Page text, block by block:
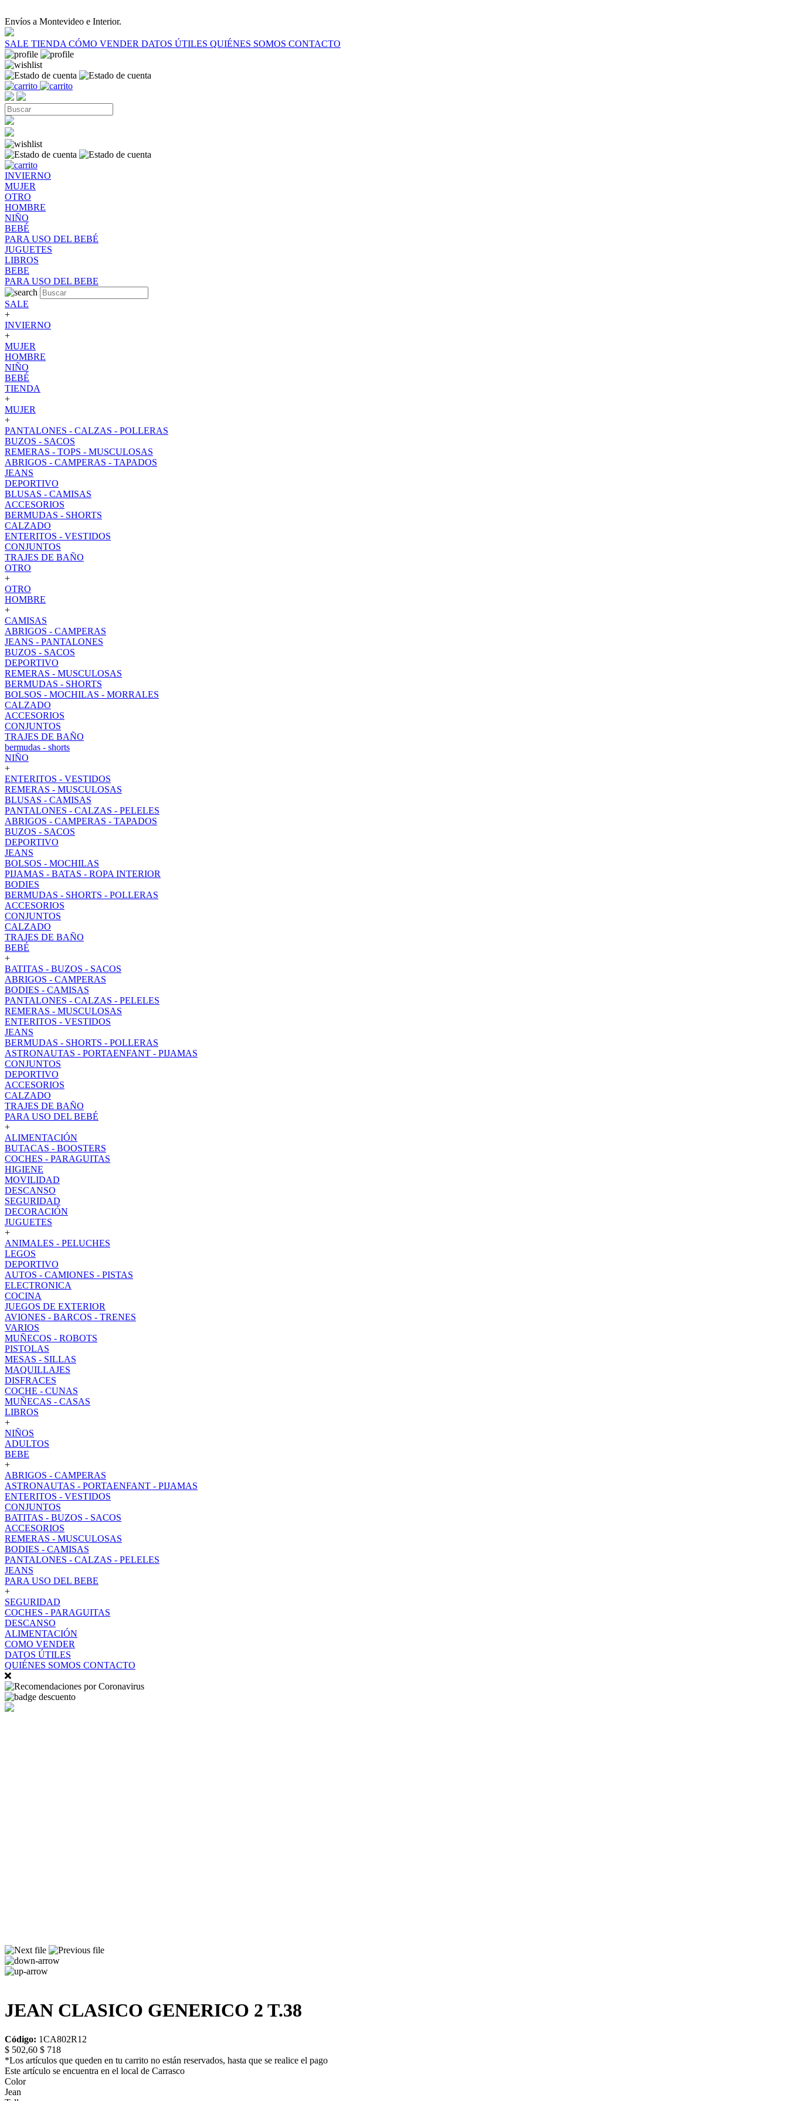
Envíos a Montevideo e Interior.
SALE TIENDA CÓMO VENDER DATOS ÚTILES QUIÉNES SOMOS CONTACTO
INVIERNO
MUJER
OTRO
HOMBRE
NIÑO
BEBÉ
PARA USO DEL BEBÉ
JUGUETES
LIBROS
BEBE
PARA USO DEL BEBE
SALE
+
INVIERNO
+
MUJER
HOMBRE
NIÑO
BEBÉ
TIENDA
+
MUJER
+
PANTALONES - CALZAS - POLLERAS
BUZOS - SACOS
REMERAS - TOPS - MUSCULOSAS
ABRIGOS - CAMPERAS - TAPADOS
JEANS
DEPORTIVO
BLUSAS - CAMISAS
ACCESORIOS
BERMUDAS - SHORTS
CALZADO
ENTERITOS - VESTIDOS
CONJUNTOS
TRAJES DE BAÑO
OTRO
+
OTRO
HOMBRE
+
CAMISAS
ABRIGOS - CAMPERAS
JEANS - PANTALONES
BUZOS - SACOS
DEPORTIVO
REMERAS - MUSCULOSAS
BERMUDAS - SHORTS
BOLSOS - MOCHILAS - MORRALES
CALZADO
ACCESORIOS
CONJUNTOS
TRAJES DE BAÑO
bermudas - shorts
NIÑO
+
ENTERITOS - VESTIDOS
REMERAS - MUSCULOSAS
BLUSAS - CAMISAS
PANTALONES - CALZAS - PELELES
ABRIGOS - CAMPERAS - TAPADOS
BUZOS - SACOS
DEPORTIVO
JEANS
BOLSOS - MOCHILAS
PIJAMAS - BATAS - ROPA INTERIOR
BODIES
BERMUDAS - SHORTS - POLLERAS
ACCESORIOS
CONJUNTOS
CALZADO
TRAJES DE BAÑO
BEBÉ
+
BATITAS - BUZOS - SACOS
ABRIGOS - CAMPERAS
BODIES - CAMISAS
PANTALONES - CALZAS - PELELES
REMERAS - MUSCULOSAS
ENTERITOS - VESTIDOS
JEANS
BERMUDAS - SHORTS - POLLERAS
ASTRONAUTAS - PORTAENFANT - PIJAMAS
CONJUNTOS
DEPORTIVO
ACCESORIOS
CALZADO
TRAJES DE BAÑO
PARA USO DEL BEBÉ
+
ALIMENTACIÓN
BUTACAS - BOOSTERS
COCHES - PARAGUITAS
HIGIENE
MOVILIDAD
DESCANSO
SEGURIDAD
DECORACIÓN
JUGUETES
+
ANIMALES - PELUCHES
LEGOS
DEPORTIVO
AUTOS - CAMIONES - PISTAS
ELECTRONICA
COCINA
JUEGOS DE EXTERIOR
AVIONES - BARCOS - TRENES
VARIOS
MUÑECOS - ROBOTS
PISTOLAS
MESAS - SILLAS
MAQUILLAJES
DISFRACES
COCHE - CUNAS
MUÑECAS - CASAS
LIBROS
+
NIÑOS
ADULTOS
BEBE
+
ABRIGOS - CAMPERAS
ASTRONAUTAS - PORTAENFANT - PIJAMAS
ENTERITOS - VESTIDOS
CONJUNTOS
BATITAS - BUZOS - SACOS
ACCESORIOS
REMERAS - MUSCULOSAS
BODIES - CAMISAS
PANTALONES - CALZAS - PELELES
JEANS
PARA USO DEL BEBE
+
SEGURIDAD
COCHES - PARAGUITAS
DESCANSO
ALIMENTACIÓN
COMO VENDER
DATOS ÚTILES
QUIÉNES SOMOS CONTACTO
JEAN CLASICO GENERICO 2 T.38
Código: 1CA802R12
$ 502,60 $ 718
*Los artículos que queden en tu carrito no están reservados, hasta que se realice el pago
Este artículo se encuentra en el local de Carrasco
Color
Jean